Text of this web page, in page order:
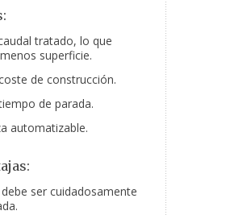
tratado, lo que
superficie.
de construcción.
de parada.
automatizable.
debe ser cuidadosamente